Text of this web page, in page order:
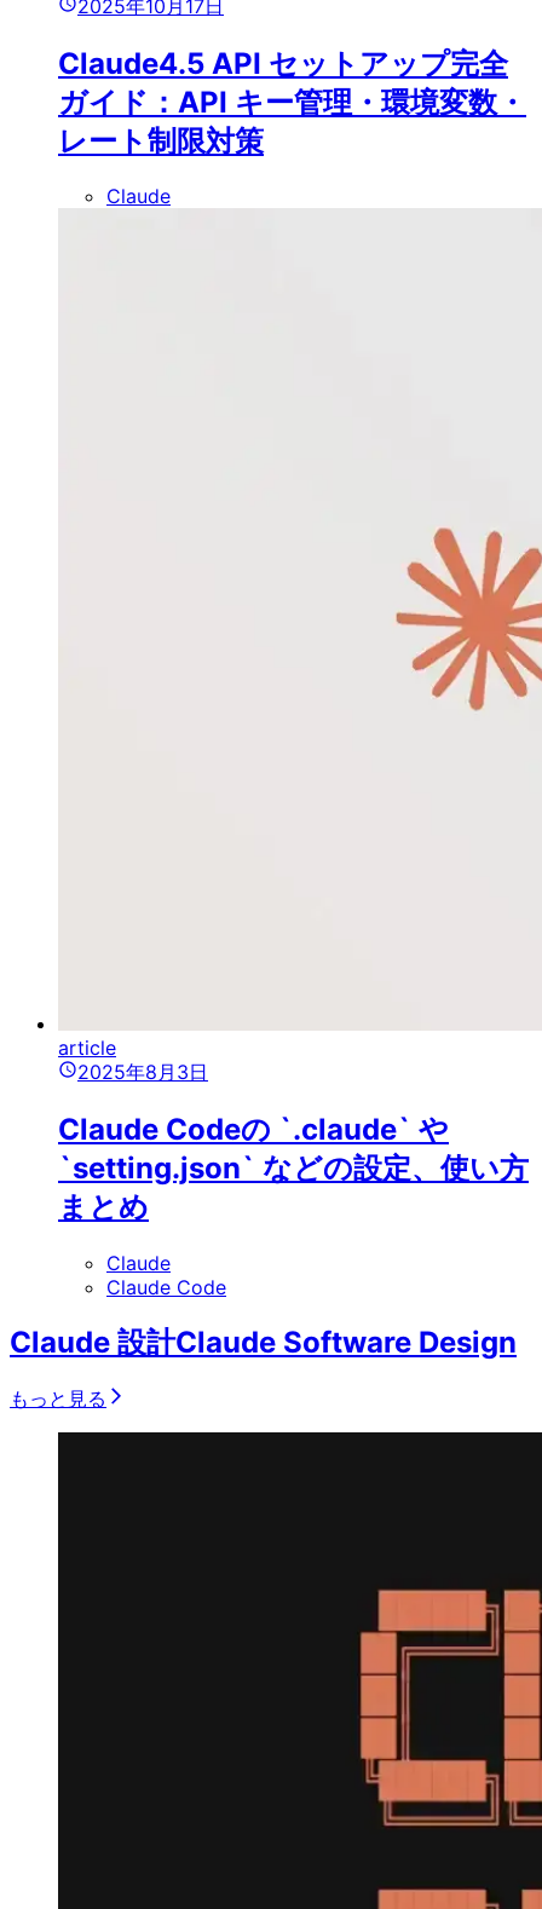
2025年10月17日
Claude4.5 API セットアップ完全
ガイド：API キー管理・環境変数・
レート制限対策
Claude
article
2025年8月3日
Claude Codeの `.claude` や
`setting.json` などの設定、使い方
まとめ
Claude
Claude Code
Claude 設計Claude Software Design
もっと見る